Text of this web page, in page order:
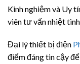
Kinh nghiệm và Uy
viên tư vấn nhiệt
Đại lý thiết bị điện
điểm đáng tin cậy